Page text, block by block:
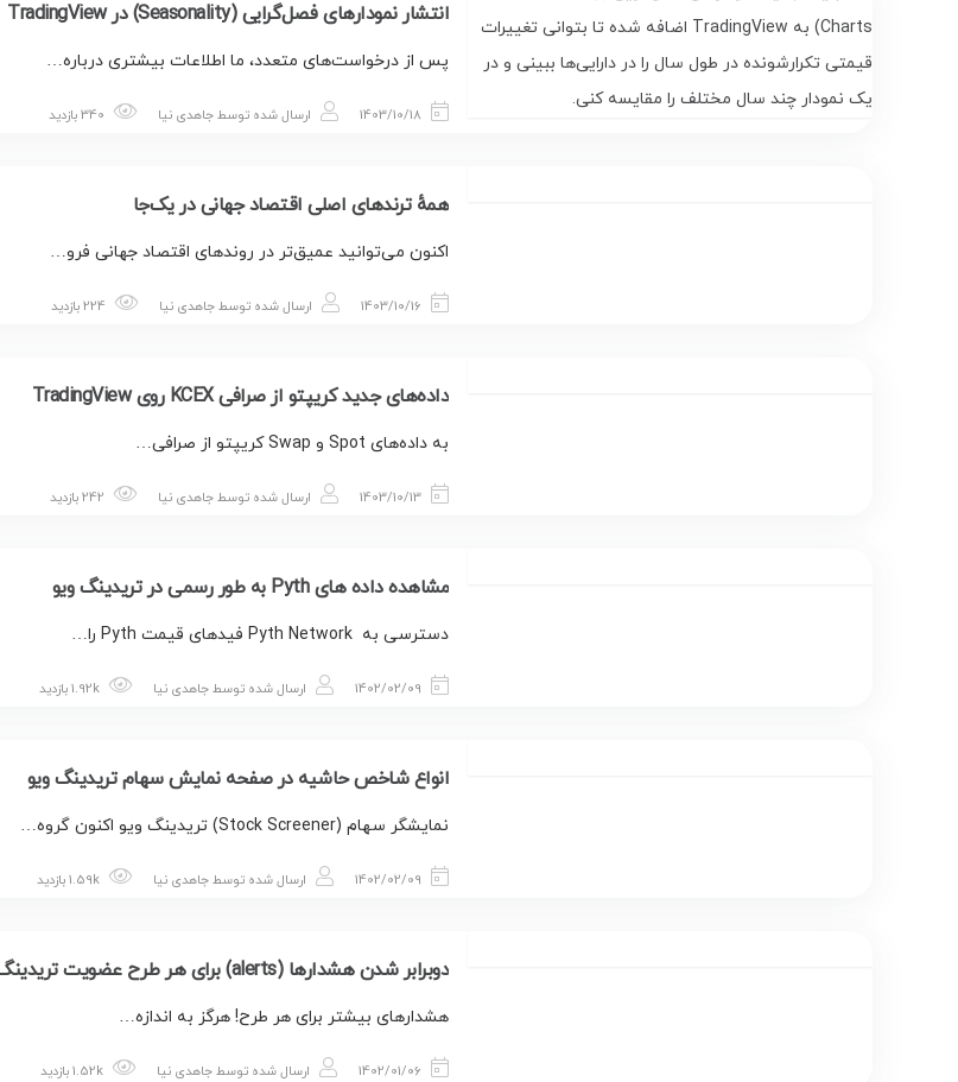
انتشار نمودارهای فصل‌گرایی (Seasonality) در TradingView
پس از درخواست‌های متعدد، ما اطلاعات بیشتری درباره…
1403/10/18 ارسال شده توسطجاهدی نیا
همهٔ ترندهای اصلی اقتصاد جهانی در یک‌جا
اکنون می‌توانید عمیق‌تر در روندهای اقتصاد جهانی فرو…
1403/10/16 ارسال شده توسطجاهدی نیا
داده‌های جدید کریپتو از صرافی KCEX روی TradingView
به داده‌های Spot و Swap کریپتو از صرافی…
1403/10/13 ارسال شده توسطجاهدی نیا
مشاهده داده های Pyth به طور رسمی در تریدینگ ویو
دسترسی به Pyth Network فیدهای قیمت Pyth را…
1402/02/09 ارسال شده توسطجاهدی نیا
انواع شاخص حاشیه در صفحه نمایش سهام تریدینگ ویو
نمایشگر سهام (Stock Screener) تریدینگ ویو اکنون گروه…
1402/02/09 ارسال شده توسطجاهدی نیا
دوبرابر شدن هشدارها (alerts) برای هر طرح عضویت تریدینگ ویو
هشدارهای بیشتر برای هر طرح! هرگز به اندازه…
1402/01/06 ارسال شده توسطجاهدی نیا